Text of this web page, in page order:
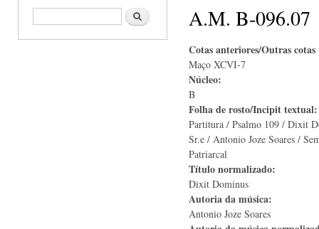
Search form Search A.M. B-096.07
Cotas anteriores/Outras
Maço XCVI-7
Núcleo:
B
Folha de rosto/Incipit
Partitura / Psalmo 109 / Dixit
Sr.e / Antonio Joze Soares /
Patriarcal
Título normalizado:
Dixit Dominus
Autoria da música:
Antonio Joze Soares